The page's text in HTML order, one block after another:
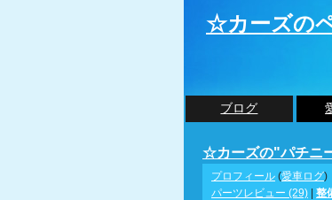
☆カーズの
ブログ
☆カーズの"パチニ
プロフィール (愛車ログ)
パーツレビュー (29)
整